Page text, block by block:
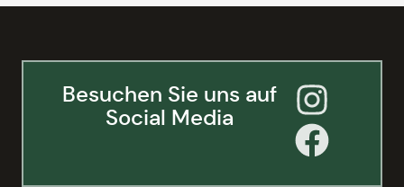
Besuchen Sie uns auf
Social Media